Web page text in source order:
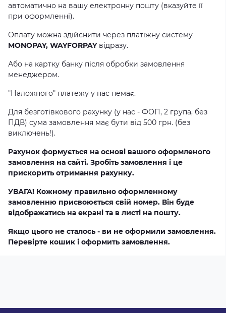
автоматично на вашу електронну пошту (вказуйте її
при оформленні).
Оплату можна здійснити через платіжну систему
MONOPAY, WAYFORPAYвідразу.
Або на картку банку після обробки замовлення
менеджером.
"Наложного" платежу у нас немає.
Для безготівкового рахунку (у нас - ФОП, 2 група, без
ПДВ) сума замовлення має бути від 500 грн. (без
виключень!).
Рахунок формується на основі вашого оформленого
замовлення на сайті. Зробіть замовлення і це
прискорить отримання рахунку.
УВАГА! Кожному правильно оформленному
замовленню присвоюється свій номер. Він буде
відображатись на екрані та в листі на пошту.
Якщо цього не сталось - ви не оформили замовлення.
Перевірте кошик і оформить замовлення.